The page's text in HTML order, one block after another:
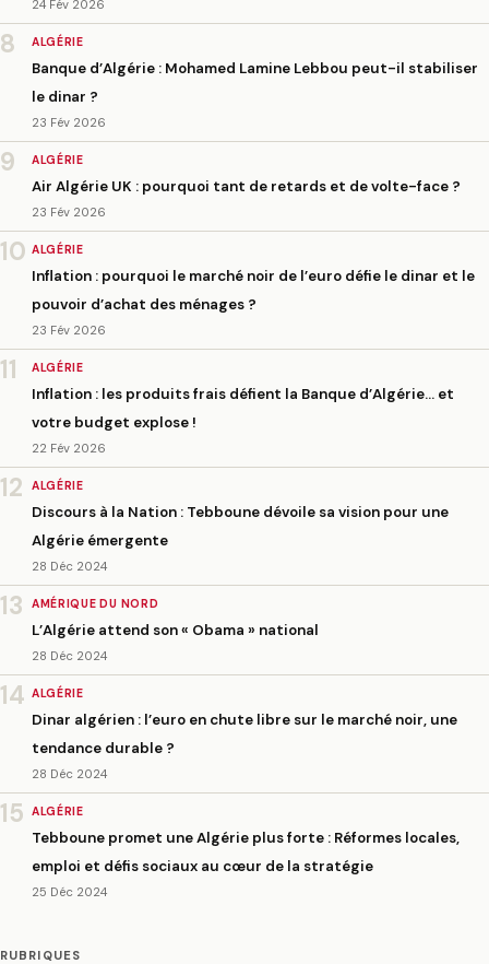
24 Fév 2026
8 ALGÉRIE
Banque d’Algérie : Mohamed Lamine Lebbou peut-il stabiliser
le dinar ?
23 Fév 2026
9 ALGÉRIE
Air Algérie UK : pourquoi tant de retards et de volte-face ?
23 Fév 2026
10 ALGÉRIE
Inflation : pourquoi le marché noir de l’euro défie le dinar et le
pouvoir d’achat des ménages ?
23 Fév 2026
11 ALGÉRIE
Inflation : les produits frais défient la Banque d’Algérie… et
votre budget explose !
22 Fév 2026
12 ALGÉRIE
Discours à la Nation : Tebboune dévoile sa vision pour une
Algérie émergente
28 Déc 2024
13 AMÉRIQUE DU NORD
L’Algérie attend son « Obama » national
28 Déc 2024
14 ALGÉRIE
Dinar algérien : l’euro en chute libre sur le marché noir, une
tendance durable ?
28 Déc 2024
15 ALGÉRIE
Tebboune promet une Algérie plus forte : Réformes locales,
emploi et défis sociaux au cœur de la stratégie
25 Déc 2024
RUBRIQUES